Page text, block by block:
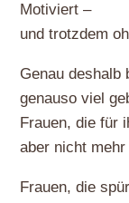
Motiviert –
und trotzdem
Genau deshalb
genauso viel
Frauen, die für
aber nicht
Frauen, die